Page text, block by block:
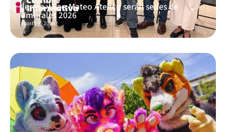
Lerma y San Mateo Atenco serán sedes de
Umbrales 2026
agosto 8, 2026